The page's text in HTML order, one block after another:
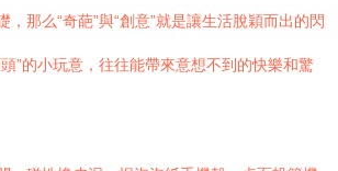
，那么“奇葩”與“創意”就是讓生活脫穎而出的閃
”的小玩意，往往能帶來意想不到的快樂和驚